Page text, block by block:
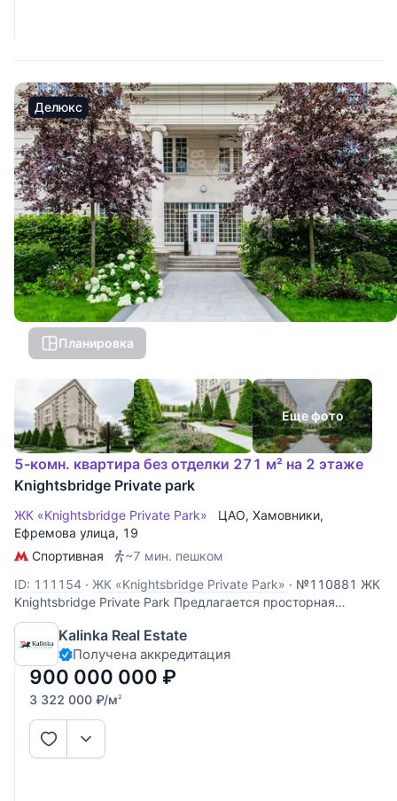
Делюкс
Планировка
Еще фото
5-комн. квартира без отделки 271 м² на 2 этаже
Knightsbridge Private park
ЖК «Knightsbridge Private Park» ЦАО, Хамовники,
Ефремова улица, 19
Спортивная
~7 мин. пешком
ID: 111154 · ЖК «Knightsbridge Private Park» · №110881 ЖК
Knightsbridge Private Park Предлагается просторная
квартира в чистовой отделке white box. Спланировано:
гостиная, кухня, 3 спальни с гардеробными и санузлами,
кабинет, постирочная. В стоимость входит два
машиноместа. Окна выходят во
Kalinka Real Estate
Получена аккредитация
900 000 000 ₽
3 322 000 ₽/м2